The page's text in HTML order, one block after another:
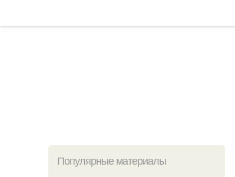
Популярные материалы